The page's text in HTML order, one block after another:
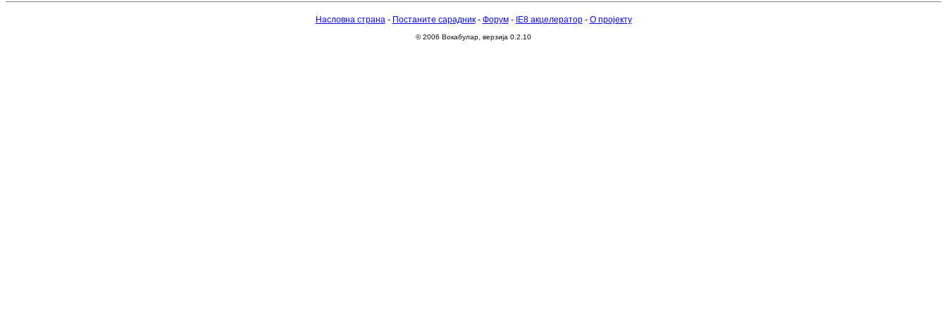
Насловна страна- Постаните сарадник- Форум- IE8 акцелератор- О пројекту
© 2006 Вокабулар, верзија 0.2.10